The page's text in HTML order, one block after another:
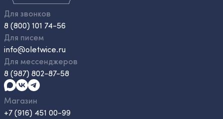
Для звонков
8 (800) 101 74-56
Для писем
info@oletwice.ru
Для мессенджеров
8 (987) 802-87-58
Магазин
+7 (916) 451 00-99